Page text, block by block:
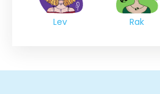
Lev Rak